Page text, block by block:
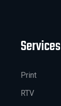
Services
Print
RTV